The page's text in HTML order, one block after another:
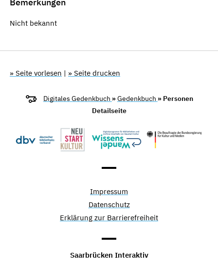
Bemerkungen
Nicht bekannt
» Seite vorlesen | » Seite drucken
Digitales Gedenkbuch »Gedenkbuch » Personen
Detailseite
Impressum
Datenschutz
Erklärung zur Barrierefreiheit
Saarbrücken Interaktiv